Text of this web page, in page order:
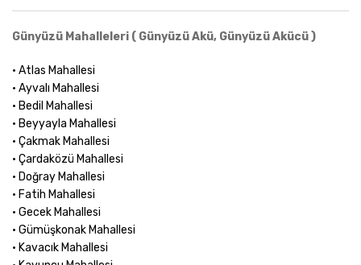
Günyüzü Mahalleleri ( Günyüzü Akü, Günyüzü Akücü )
• Atlas Mahallesi
• Ayvalı Mahallesi
• Bedil Mahallesi
• Beyyayla Mahallesi
• Çakmak Mahallesi
• Çardaközü Mahallesi
• Doğray Mahallesi
• Fatih Mahallesi
• Gecek Mahallesi
• Gümüşkonak Mahallesi
• Kavacık Mahallesi